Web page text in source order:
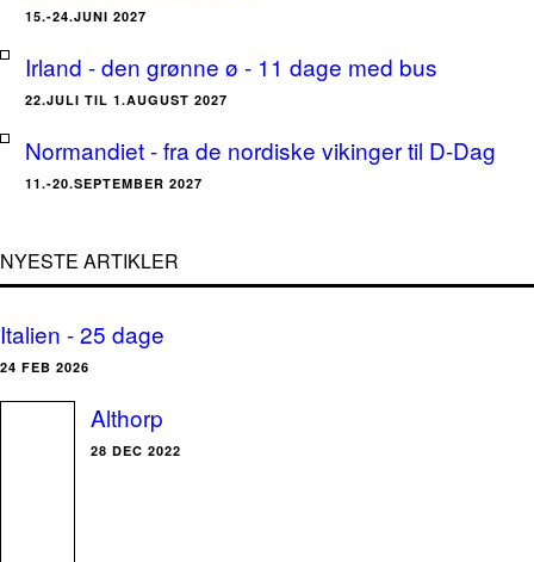
15.-24.JUNI 2027
Irland - den grønne ø - 11 dage med bus
22.JULI TIL 1.AUGUST 2027
Normandiet - fra de nordiske vikinger til D-Dag
11.-20.SEPTEMBER 2027
NYESTE ARTIKLER
Italien - 25 dage
24 FEB 2026
Althorp
28 DEC 2022